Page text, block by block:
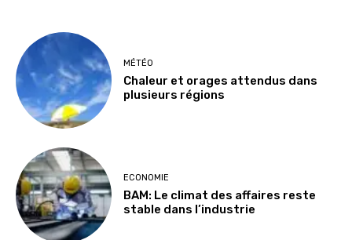
MÉTÉO
Chaleur et orages attendus dans
plusieurs régions
ECONOMIE
BAM: Le climat des affaires reste
stable dans l’industrie